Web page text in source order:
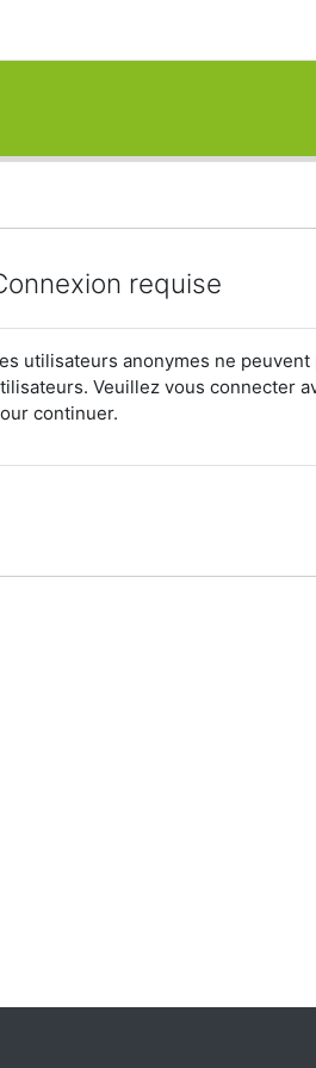
requise
utilisateurs anonymes ne
Veuillez vous connecter
continuer.